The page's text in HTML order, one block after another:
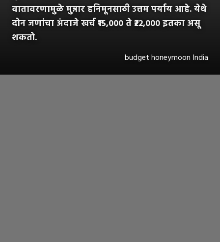
वातावरणामुळे मुन्नार हनिमूनसाठी उत्तम पर्याय आहे. येथे
दोन जणांचा अंदाजे खर्च ₹15,000 ते ₹22,000 इतका असू
शकतो.
budget honeymoon India